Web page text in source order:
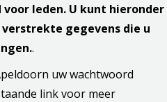
leden. U kunt hieronder
gegevens die u
.
uw wachtwoord
link voor meer